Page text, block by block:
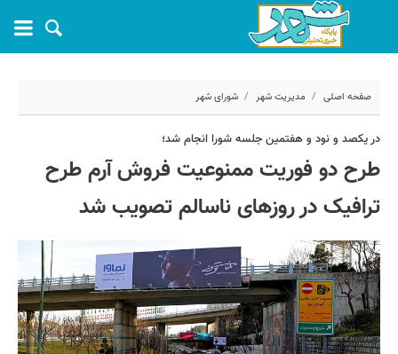
صفحه اصلی مدیریت شهر شورای شهر
۱۲ آذر ۱۴۰۲ - ۱۲:۲۰
کد مطلب:46142
در یکصد و نود و هفتمین جلسه شورا انجام شد؛
طرح دو فوریت ممنوعیت فروش آرم طرح
ترافیک در روزهای ناسالم تصویب شد